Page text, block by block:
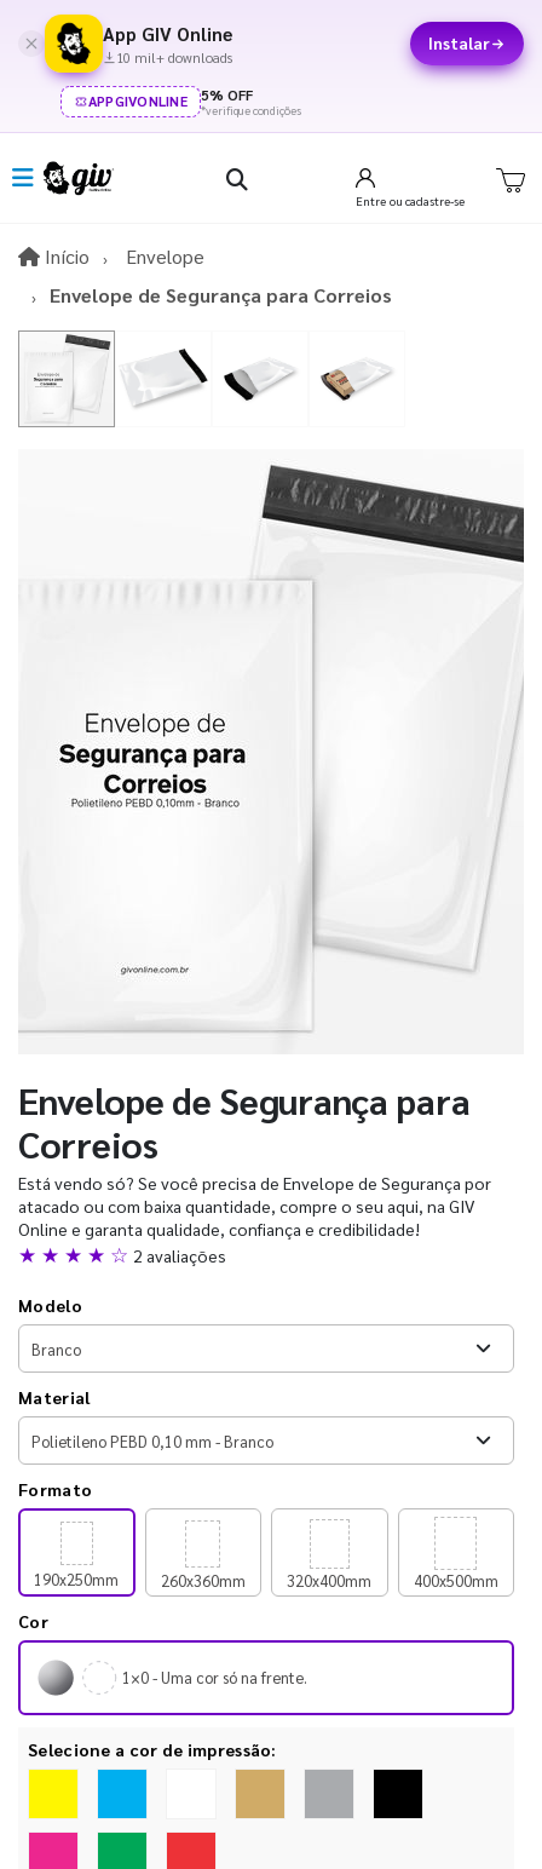
App GIV Online
10 mil+ downloads
Instalar
APPGIVONLINE 5% OFF
*verifique condições
Entre ou cadastre-se
Início InícioEnvelope
Envelope de Segurança para Correios
Envelope de Segurança para
Correios
Está vendo só? Se você precisa de Envelope de Segurança por
atacado ou com baixa quantidade, compre o seu aqui, na GIV
Online e garanta qualidade, confiança e credibilidade!
★ ★ ★ ★ ☆ 2 avaliações
Modelo
Material
Formato
190x250mm 260x360mm 320x400mm 400x500mm
Cor
1×0 - Uma cor só na frente.
Selecione a cor de impressão: